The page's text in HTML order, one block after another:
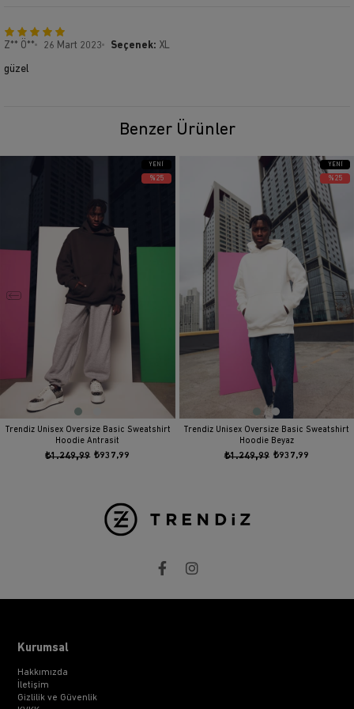
Z** Ö** 26 Mart 2023 Seçenek: XL
güzel
Benzer Ürünler
Trendiz Unisex Oversize Basic Sweatshirt
Hoodie Antrasit
₺937,99
₺1.249,99
YENI
ÜRÜN
%25
Trendiz Unisex Oversize Basic Sweatshirt
Hoodie Beyaz
₺937,99
₺1.249,99
YENI
ÜRÜN
%25
Kurumsal
Hakkımızda
İletişim
Gizlilik ve Güvenlik